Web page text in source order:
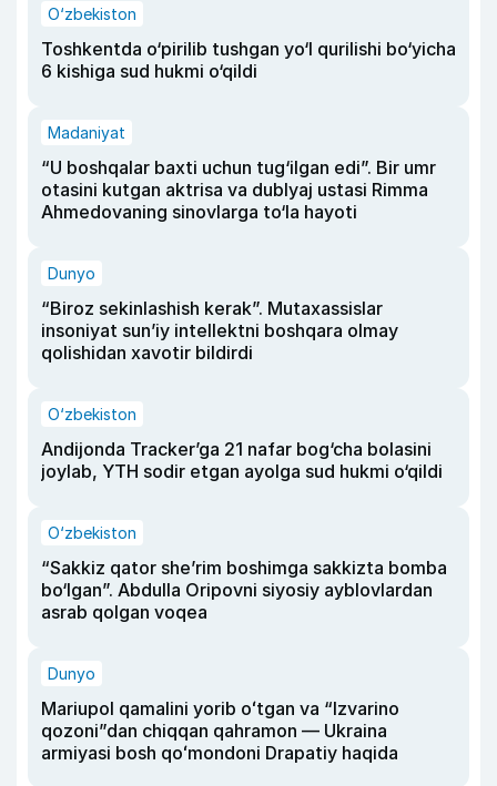
O‘zbekiston
Toshkentda o‘pirilib tushgan yo‘l qurilishi bo‘yicha
6 kishiga sud hukmi o‘qildi
Madaniyat
“U boshqalar baxti uchun tug‘ilgan edi”. Bir umr
otasini kutgan aktrisa va dublyaj ustasi Rimma
Ahmedovaning sinovlarga to‘la hayoti
Dunyo
“Biroz sekinlashish kerak”. Mutaxassislar
insoniyat sun’iy intellektni boshqara olmay
qolishidan xavotir bildirdi
O‘zbekiston
Andijonda Tracker’ga 21 nafar bog‘cha bolasini
joylab, YTH sodir etgan ayolga sud hukmi o‘qildi
O‘zbekiston
“Sakkiz qator she’rim boshimga sakkizta bomba
bo‘lgan”. Abdulla Oripovni siyosiy ayblovlardan
asrab qolgan voqea
Dunyo
Mariupol qamalini yorib oʻtgan va “Izvarino
qozoni”dan chiqqan qahramon — Ukraina
armiyasi bosh qoʻmondoni Drapatiy haqida